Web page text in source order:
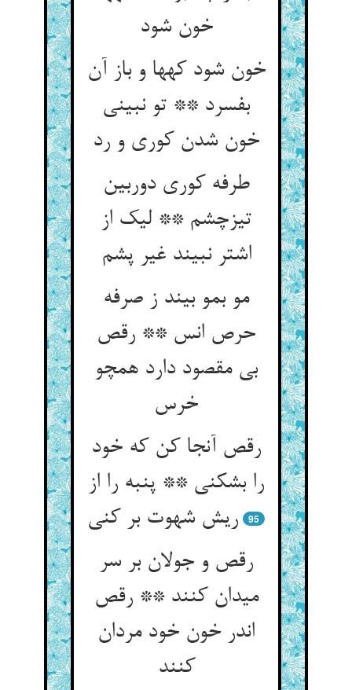
خون شود
خون شود کهها و باز آن
بفسرد ** تو نبینی
خون شدن کوری و رد
طرفه کوری دوربین
تیزچشم ** لیک از
اشتر نبیند غیر پشم
مو بمو بیند ز صرفه
حرص انس ** رقص
بی مقصود دارد همچو
خرس
رقص آنجا کن که خود
را بشکنی ** پنبه را از
ریش شهوت بر کنی
95
رقص و جولان بر سر
میدان کنند ** رقص
اندر خون خود مردان
کنند